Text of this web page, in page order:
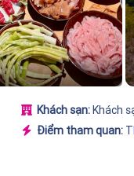
Khách sạn:Khách
Điểm tham quan: